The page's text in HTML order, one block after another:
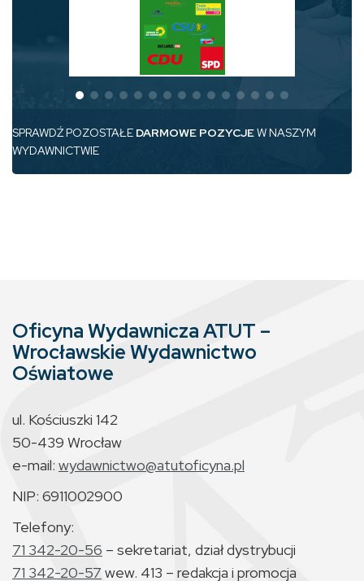
SPRAWDŹ POZOSTAŁE DARMOWE POZYCJEW NASZYM
WYDAWNICTWIE
Oficyna Wydawnicza ATUT –
Wrocławskie Wydawnictwo
Oświatowe
ul. Kościuszki 142
50-439 Wrocław
e-mail: wydawnictwo@atutoficyna.pl
NIP: 6911002900
Telefony:
71 342-20-56 – sekretariat, dział dystrybucji
71 342-20-57 wew. 413 – redakcja i promocja